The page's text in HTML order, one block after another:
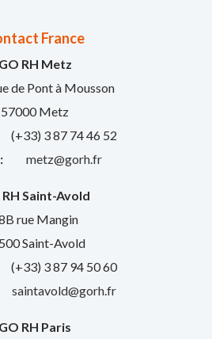
France
GO RH Metz
de Pont à Mousson
57000 Metz
(+33) 3 87 74 46 52
metz@gorh.fr
RH Saint-Avold
rue Mangin
Saint-Avold
(+33) 3 87 94 50 60
saintavold@gorh.fr
GO RH Paris